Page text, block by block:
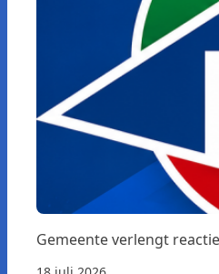
Gemeente verlengt